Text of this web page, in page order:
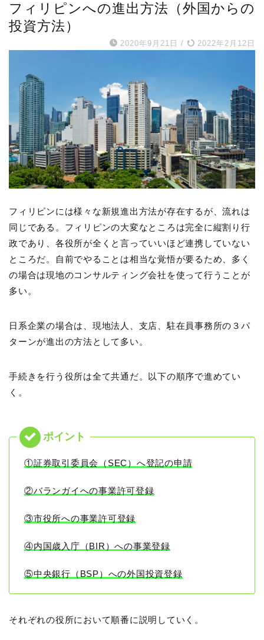
フィリピンへの進出方法（外国からの
投資方法）
2020年9月21日 / 2022年2月12日
フィリピンには様々な新規進出方法が存在するが、流れは
同じである。フィリピンの大変なところは完全に縦割り行
政であり、各役所が全くと言っていいほど連携していない
ところだ。自前でやることは相当な覚悟が要るため、多く
の場合は現地のコンサルティング会社を使って行うことが
多い。
日系企業の場合は、現地法人、支店、駐在員事務所の３パ
ターンが進出の方法として多い。
手続きを行う役所は全て共通だ。以下の順序で進めてい
く。
①証券取引委員会（SEC）へ登記の申請
②バランガイへの事業許可登録
③市役所への事業許可登録
④内国歳入庁（BIR）への事業登録
⑤中央銀行（BSP）への外国投資登録
それぞれの役所において順番に説明していく。